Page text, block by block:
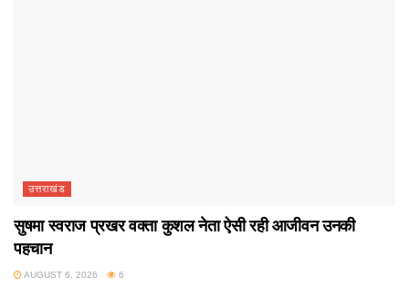
उत्तराखंड
सुषमा स्वराज प्रखर वक्ता कुशल नेता ऐसी रही आजीवन उनकी
पहचान
AUGUST 6, 2026 6